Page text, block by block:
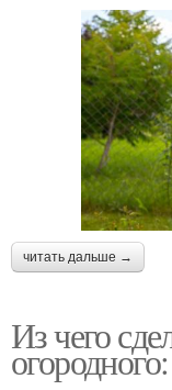
читать дальше →
Из чего